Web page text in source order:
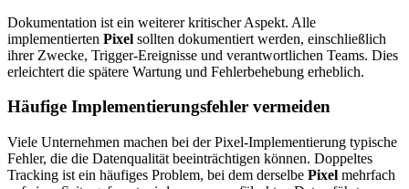
Dokumentation ist ein weiterer kritischer Aspekt. Alle
implementierten Pixel sollten dokumentiert werden, einschließlich
ihrer Zwecke, Trigger-Ereignisse und verantwortlichen Teams. Dies
erleichtert die spätere Wartung und Fehlerbehebung erheblich.
Häufige Implementierungsfehler vermeiden
Viele Unternehmen machen bei der Pixel-Implementierung typische
Fehler, die die Datenqualität beeinträchtigen können. Doppeltes
Tracking ist ein häufiges Problem, bei dem derselbe Pixel mehrfach